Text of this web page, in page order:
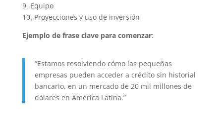
9. Equipo
10. Proyecciones y uso de inversión
Ejemplo de frase clave para comenzar:
“Estamos resolviendo cómo las pequeñas
empresas pueden acceder a crédito sin historial
bancario, en un mercado de 20 mil millones de
dólares en América Latina.”